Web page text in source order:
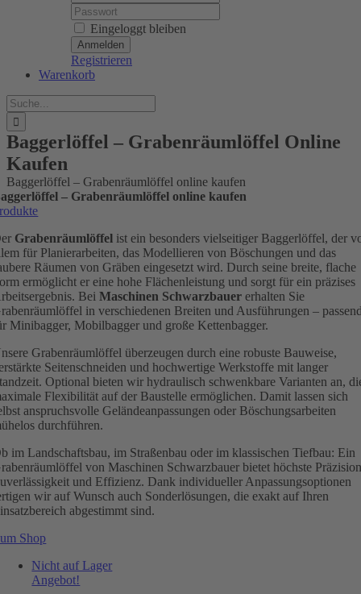
Password:
Eingeloggt bleiben
Registrieren
Warenkorb
Suche
nach:
Baggerlöffel – Grabenräumlöffel Online
Kaufen
Baggerlöffel – Grabenräumlöffel online kaufen
– Grabenräumlöffel online kaufen
Grabenräumlöffel ist ein besonders vielseitiger Baggerlöffel, der
für Planierarbeiten, das Modellieren von Böschungen und das
Räumen von Gräben eingesetzt wird. Durch seine breite, flache
ermöglicht er eine hohe Flächenleistung und sorgt für ein präzises
BeiMaschinen Schwarzbauer erhalten Sie
in verschiedenen Breiten und Ausführungen –
Minibagger, Mobilbagger und große Kettenbagger.
Grabenräumlöffel überzeugen durch eine robuste Bauweise,
Seitenschneiden und hochwertige Werkstoffe mit langer
Optional bieten wir hydraulisch schwenkbare Varianten an,
Flexibilität auf der Baustelle ermöglichen. Damit lassen sich
anspruchsvolle Geländeanpassungen oder Böschungsarbeiten
durchführen.
im Landschaftsbau, im Straßenbau oder im klassischen Tiefbau: Ein
von Maschinen Schwarzbauer bietet höchste
und Effizienz. Dank individueller Anpassungsoptionen
wir auf Wunsch auch Sonderlösungen, die exakt auf Ihren
abgestimmt sind.
Shop
Nicht auf Lager
Angebot!